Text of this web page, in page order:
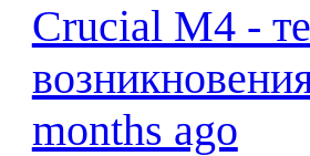
Crucial M4 -
months ago